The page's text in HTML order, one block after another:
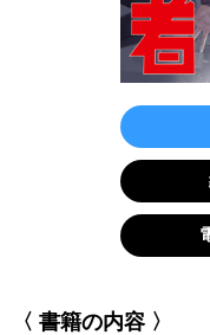
〈 書籍の内容 〉